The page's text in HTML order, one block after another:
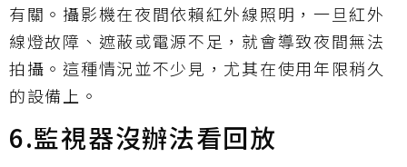
有關。攝影機在夜間依賴紅外線照明，一旦紅外
線燈故障、遮蔽或電源不足，就會導致夜間無法
拍攝。這種情況並不少見，尤其在使用年限稍久
的設備上。
6.監視器沒辦法看回放